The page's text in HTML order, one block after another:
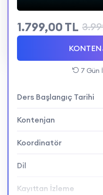
Taksit
1.799,00 TL
7 Gün
Ders Başlangıç Tarihi
Kontenjan
Koordinatör
Dil
Kayıttan İzleme